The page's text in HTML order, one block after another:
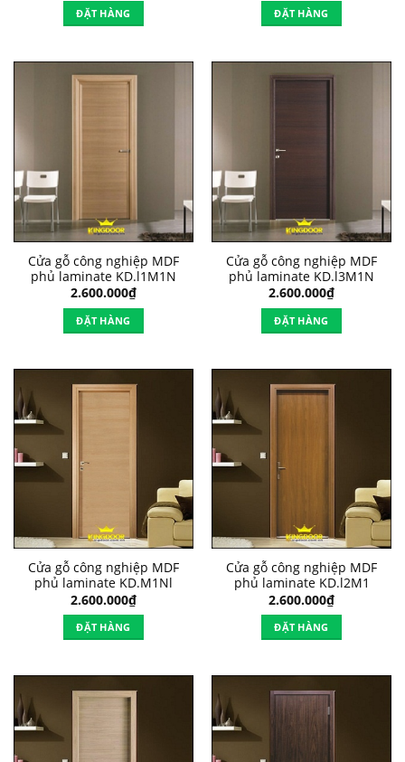
ĐẶT HÀNG ĐẶT HÀNG
Cửa gỗ công nghiệp MDF
phủ laminate KD.l1M1N
2.600.000₫
ĐẶT HÀNG
Cửa gỗ công nghiệp MDF
phủ laminate KD.l3M1N
2.600.000₫
ĐẶT HÀNG
Cửa gỗ công nghiệp MDF
phủ laminate KD.M1Nl
2.600.000₫
ĐẶT HÀNG
Cửa gỗ công nghiệp MDF
phủ laminate KD.l2M1
2.600.000₫
ĐẶT HÀNG